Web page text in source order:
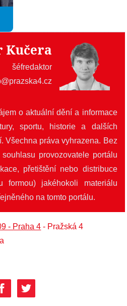
Kučera
šéfredaktor
o aktuální dění a informace
sportu, historie a dalších
Všechna práva vyhrazena. Bez
provozovatele portálu
přetištění nebo distribuce
formou) jakéhokoli materiálu
na tomto portálu.
- Praha 4 - Pražská 4